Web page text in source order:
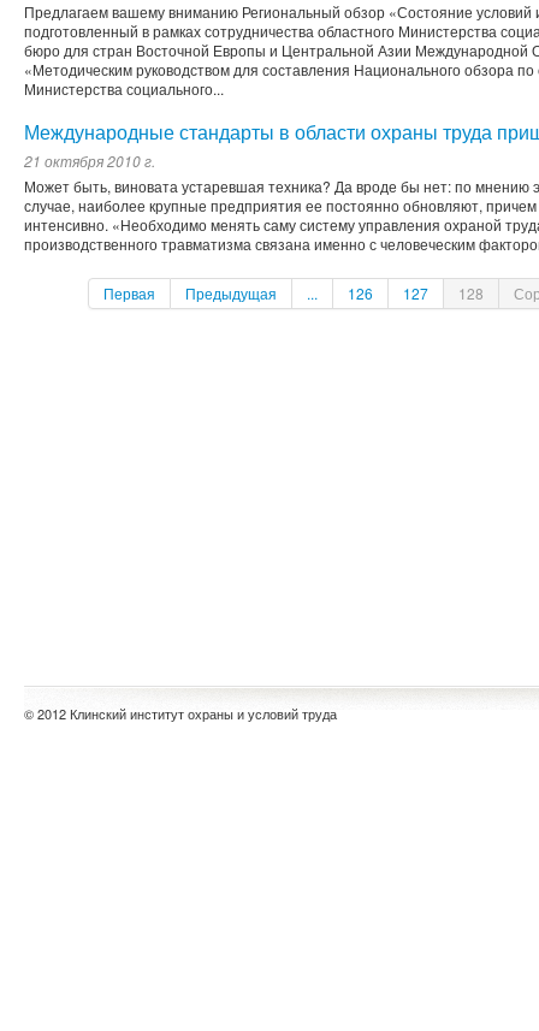
Предлагаем вашему вниманию Региональный обзор «Состояние условий
подготовленный в рамках сотрудничества областного Министерства
бюро для стран Восточной Европы и Центральной Азии Международной
«Методическим руководством для составления Национального обзора
Министерства социального...
Международные стандарты в области охраны труда
21 октября 2010 г.
Может быть, виновата устаревшая техника? Да вроде бы нет: по мнению
случае, наиболее крупные предприятия ее постоянно обновляют,
интенсивно. «Необходимо менять саму систему управления охраной
производственного травматизма связана именно с человеческим
Первая Предыдущая ... 126 127 128
© 2012 Клинский институт охраны и условий труда